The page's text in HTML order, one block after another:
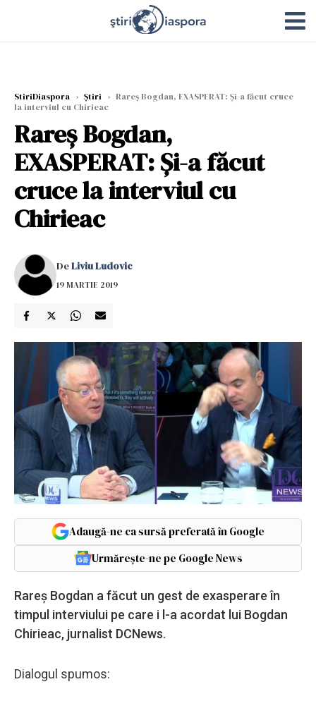
StiriDiaspora › Știri › Rareș Bogdan, EXASPERAT: Și-a făcut cruce
la interviul cu Chirieac
Rareș Bogdan,
EXASPERAT: Și-a făcut
cruce la interviul cu
Chirieac
DeLiviu Ludovic
19 MARTIE 2019
Adaugă-ne ca sursă preferată în Google
Urmărește-ne pe Google News
Rareș Bogdan a făcut un gest de exasperare în
timpul interviului pe care i l-a acordat lui Bogdan
Chirieac, jurnalist DCNews.
Dialogul spumos: